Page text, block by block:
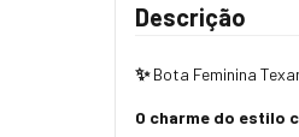
Descrição
✨Bota Feminina
O charme do estilo